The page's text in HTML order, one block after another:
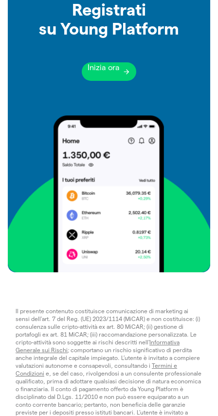
Registrati
su Young Platform
Inizia ora
Il presente contenuto costituisce comunicazione di marketing ai
sensi dell'art. 7 del Reg. (UE) 2023/1114 (MiCAR) e non costituisce: (i)
consulenza sulle cripto-attività ex art. 80 MiCAR; (ii) gestione di
portafogli ex art. 81 MiCAR; (iii) raccomandazione personalizzata. Le
cripto-attività sono soggette ai rischi descritti nell'Informativa
Generale sui Rischi; comportano un rischio significativo di perdita
anche integrale del capitale impiegato. L’utente è invitato a compiere
valutazioni autonome e consapevoli, consultando i Termini e
Condizioni e, se del caso, rivolgendosi a un consulente professionale
qualificato, prima di adottare qualsiasi decisione di natura economica
o finanziaria. Il conto di pagamento offerto da Young Platform è
disciplinato dal D.Lgs. 11/2010 e non può essere equiparato a un
conto corrente bancario; pertanto, non beneficia delle garanzie
previste per i depositi presso istituti bancari. L’utente è invitato a